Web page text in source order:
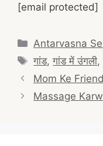
[email protected]
Categories
Antarvasna
Tags
गांड,गांड में उंगली,
Post
navigation
Mom Ke
Massage